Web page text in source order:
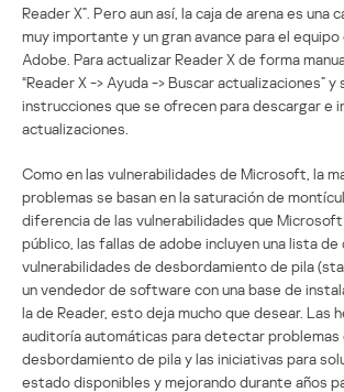
Reader X”. Pero aun así, la caja de arena es una
muy importante y un gran avance para el
Adobe. Para actualizar Reader X de forma
“Reader X -> Ayuda -> Buscar actualizaciones” y
instrucciones que se ofrecen para descargar e
actualizaciones.
Como en las vulnerabilidades de Microsoft, la
problemas se basan en la saturación de
diferencia de las vulnerabilidades que
público, las fallas de adobe incluyen una lista de
vulnerabilidades de desbordamiento de pila
un vendedor de software con una base de
la de Reader, esto deja mucho que desear. Las
auditoría automáticas para detectar problemas
desbordamiento de pila y las iniciativas para
estado disponibles y mejorando durante años